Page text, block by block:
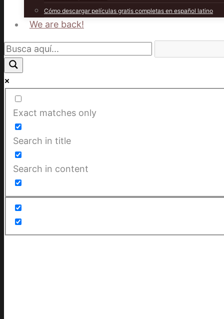
Cómo descargar películas gratis completas en español latino
We are back!
Exact matches only
Search in title
Search in content